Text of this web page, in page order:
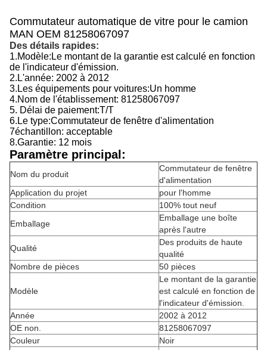
Commutateur automatique de vitre pour le camion
MAN OEM 81258067097
Des détails rapides:
1.Modèle: Le montant de la garantie est calculé en fonction
de l'indicateur d'émission.
2. L'année: 2002 à 2012
3. Les équipements pour voitures:Un homme
4.Nom de l'établissement: 81258067097
5. Délai de paiement:T/T
6. Le type:Commutateur de fenêtre d'alimentation
7échantillon: acceptable
8.Garantie: 12 mois
Paramètre principal:
Nom du produit
Commutateur de fenêtre
d'alimentation
Application du projet
pour l'homme
Condition
100% tout neuf
Emballage
Emballage une boîte
après l'autre
Qualité
Des produits de haute
qualité
Nombre de pièces
50 pièces
Modèle
Le montant de la garantie
est calculé en fonction de
l'indicateur d'émission.
Année
2002 à 2012
OE non.
81258067097
Couleur
Noir